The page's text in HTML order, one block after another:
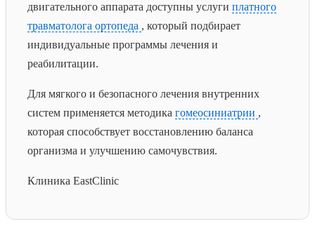
двигательного аппарата доступны услуги платного
травматолога ортопеда , который подбирает
индивидуальные программы лечения и
реабилитации.
Для мягкого и безопасного лечения внутренних
систем применяется методика гомеосиниатрии ,
которая способствует восстановлению баланса
организма и улучшению самочувствия.
Клиника EastClinic